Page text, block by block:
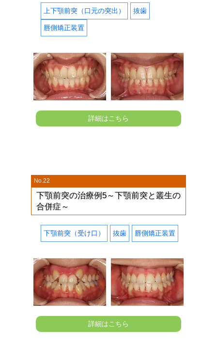
上下顎前突（口元の突出） 抜歯
唇側矯正装置
詳細はこちら
No.22
下顎前突の治療例5～下顎前突と叢生の
合併症～
下顎前突（受け口） 抜歯 唇側矯正装置
詳細はこちら